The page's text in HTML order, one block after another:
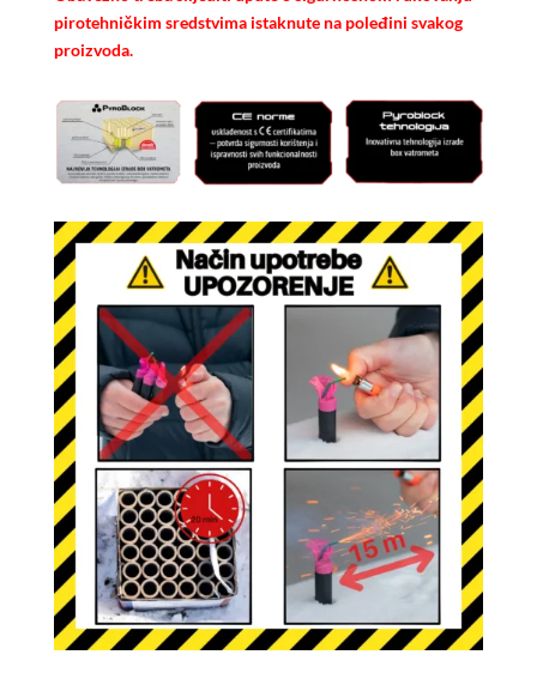
pirotehničkim sredstvima istaknute na poleđini svakog
proizvoda.